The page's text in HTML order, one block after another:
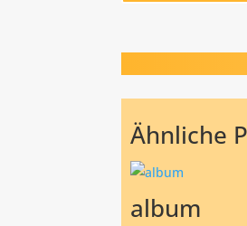
Ähnliche
album